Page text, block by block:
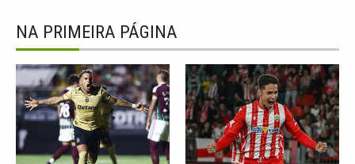
NA PRIMEIRA PÁGINA